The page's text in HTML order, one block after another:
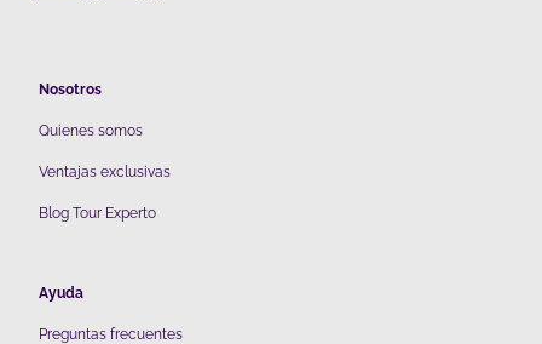
Nosotros
Quienes somos
Ventajas exclusivas
Blog Tour Experto
Ayuda
Preguntas frecuentes